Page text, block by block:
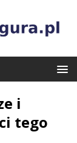
i
tego